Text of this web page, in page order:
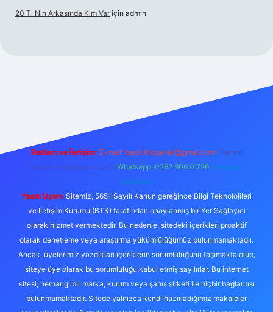
20 Tl Nin Arkasında Kim Var için admin
Reklam ve İletişim: E-mail: backlinkpaneli@gmail.com Teams:
forumhizmeti@gmail.com Whatsapp: 0262 606 0 726 Telegram:
@karabul
Yasal Uyarı: Sitemiz, 5651 Sayılı Kanun gereğince Bilgi Teknolojileri
ve İletişim Kurumu (BTK) tarafından onaylanmış bir Yer Sağlayıcı
olarak hizmet vermektedir. Bu nedenle, sitedeki içerikleri proaktif
olarak denetleme veya araştırma yükümlülüğümüz bulunmamaktadır.
Ancak, üyelerimiz yazdıkları içeriklerin sorumluluğunu taşımakta olup,
siteye üye olarak bu sorumluluğu kabul etmiş sayılırlar. Bu internet
sitesi, herhangi bir marka, kurum veya şahıs şirketi ile hiçbir bağlantısı
bulunmamaktadır. Sitede yalnızca kendi hazırladığımız makaleler